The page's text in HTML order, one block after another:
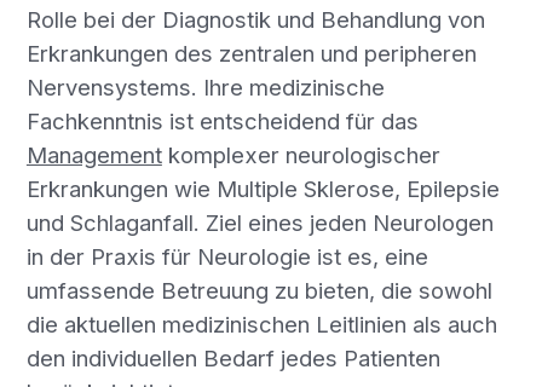
Rolle bei der Diagnostik und Behandlung von
Erkrankungen des zentralen und peripheren
Nervensystems. Ihre medizinische
Fachkenntnis ist entscheidend für das
Managementkomplexer neurologischer
Erkrankungen wie Multiple Sklerose, Epilepsie
und Schlaganfall. Ziel eines jeden Neurologen
in der Praxis für Neurologie ist es, eine
umfassende Betreuung zu bieten, die sowohl
die aktuellen medizinischen Leitlinien als auch
den individuellen Bedarf jedes Patienten